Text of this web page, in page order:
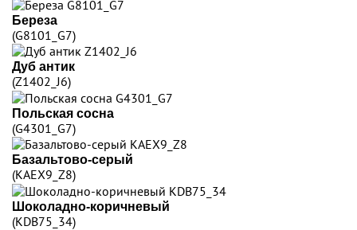
Береза
(G8101_G7)
Дуб антик
(Z1402_J6)
Польская сосна
(G4301_G7)
Базальтово-серый
(KAEX9_Z8)
Шоколадно-коричневый
(KDB75_34)